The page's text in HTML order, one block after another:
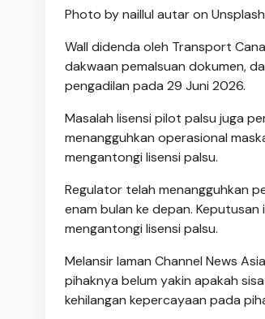
Photo by naillul autar on Unsplash
Wall didenda oleh Transport
dakwaan pemalsuan dokumen,
pengadilan pada 29 Juni 2026.
Masalah lisensi pilot palsu juga
menangguhkan operasional
mengantongi lisensi palsu.
Regulator telah menangguhkan
enam bulan ke depan.
mengantongi lisensi palsu.
Melansir laman Channel News
pihaknya belum yakin apakah
kehilangan kepercayaan pada